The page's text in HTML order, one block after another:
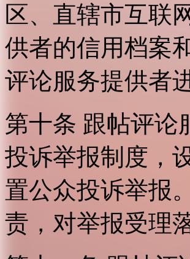
区、直辖市互联
供者的信用档案
评论服务提供者
第十条 跟帖评论
投诉举报制度，
置公众投诉举报
责，对举报受理